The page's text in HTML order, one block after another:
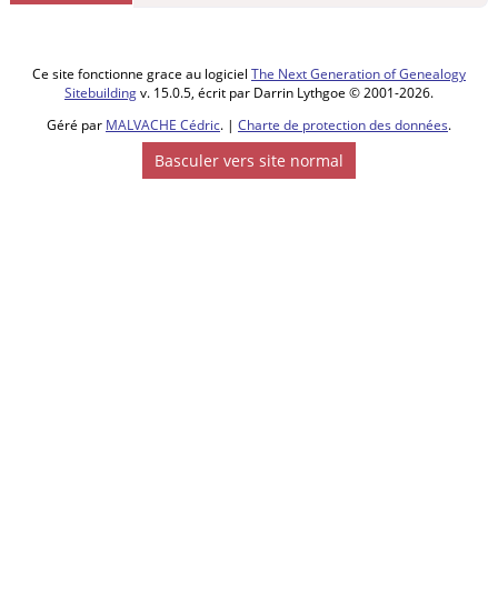
Ce site fonctionne grace au logiciel The Next Generation of Genealogy
Sitebuildingv. 15.0.5, écrit par Darrin Lythgoe © 2001-2026.
Géré par MALVACHE Cédric. | Charte de protection des données.
Basculer vers site normal